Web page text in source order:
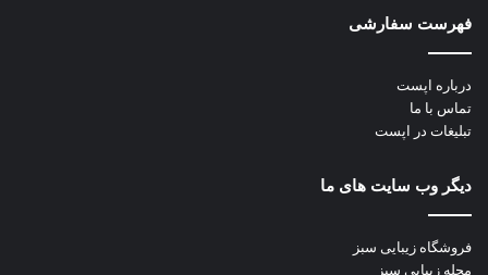
فهرست سفارشی
درباره اپست
تماس با ما
تبلیغات در اپست
دیگر وب سایت های ما
فروشگاه زیبایی سبز
مجله زیبایی سبز